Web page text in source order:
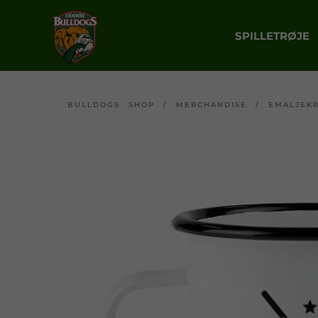
SPILLETRØJE
BULLDOGS SHOP / MERCHANDISE /